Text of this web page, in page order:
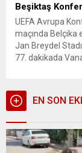
Beşiktaş
UEFA Avrupa
maçında Belçika
Jan Breydel
77. dakikada
EN SON